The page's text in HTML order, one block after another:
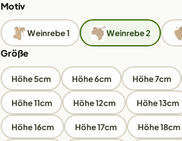
Motiv
Weinrebe 1 Weinrebe 2
Größe
Höhe 5cm Höhe 6cm Höhe 7cm
Höhe 11cm Höhe 12cm Höhe 13cm
Höhe 16cm Höhe 17cm Höhe 18cm